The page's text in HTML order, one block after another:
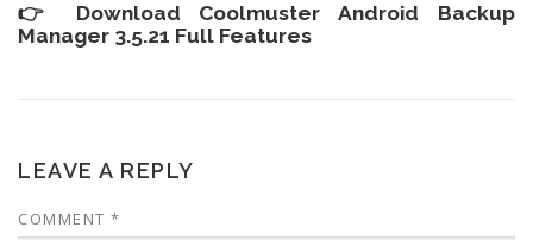
👉 Download Coolmuster Android Backup
Manager 3.5.21 Full Features
LEAVE A REPLY
COMMENT *